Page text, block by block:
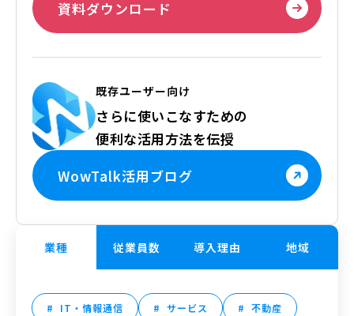
資料ダウンロード
既存ユーザー向け
さらに使いこなすための
便利な活用方法を伝授
WowTalk活用ブログ
業種
IT・情報通信 サービス 不動産
従業員数 導入理由 地域